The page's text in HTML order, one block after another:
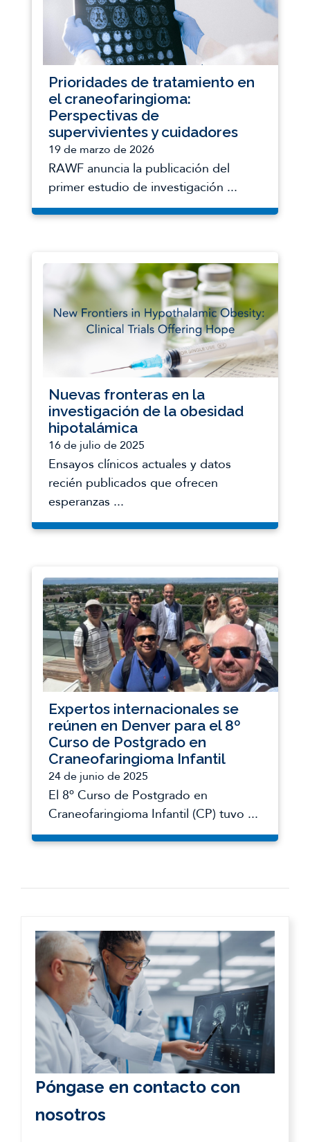
KayadjanianDoctor, Asesor Científico.
de RNAseq y datos proteómicos. Estos
conjuntos de datos se revisan para
comprobar su exactitud y se elimina de
ellos cualquier información identificativa
para proteger la privacidad de todos y
cada uno de los sujetos de la
investigación.
Más información
Prioridades de tratamiento en
el craneofaringioma:
Perspectivas de
supervivientes y cuidadores
19 de marzo de 2026
RAWF anuncia la publicación del
primer estudio de investigación ...
Nuevas fronteras en la
investigación de la obesidad
hipotalámica
16 de julio de 2025
Ensayos clínicos actuales y datos
recién publicados que ofrecen
esperanzas ...
Expertos internacionales se
reúnen en Denver para el 8º
Curso de Postgrado en
Craneofaringioma Infantil
24 de junio de 2025
El 8º Curso de Postgrado en
Craneofaringioma Infantil (CP) tuvo ...
Póngase en contacto con
nosotros